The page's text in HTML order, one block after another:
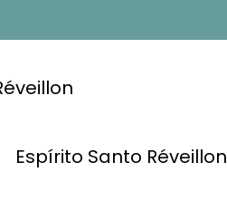
Espírito Santo Réveillon